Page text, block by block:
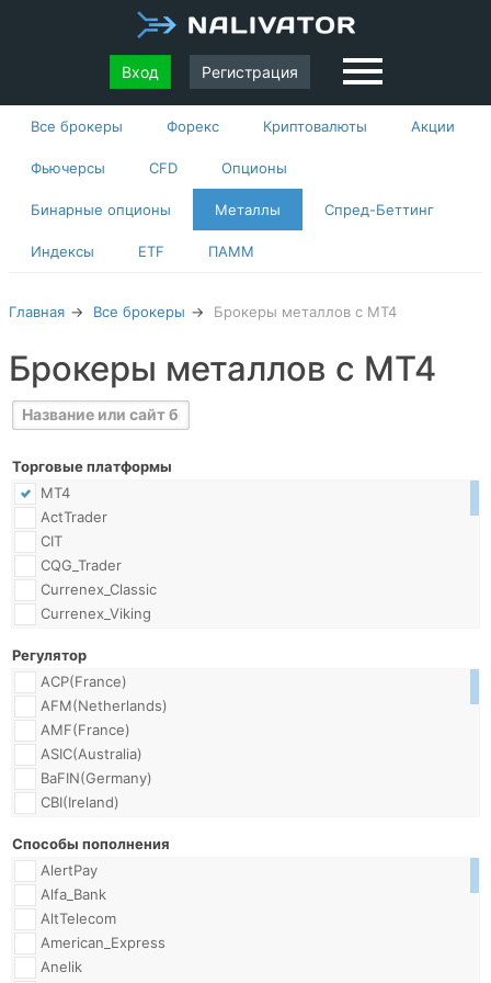
Вход Регистрация
Все брокеры Форекс Криптовалюты Акции
Фьючерсы CFD Опционы
Бинарные опционы Металлы Спред-Беттинг
Индексы ETF ПАММ
Главная Все брокеры Брокеры металлов с МТ4
Брокеры металлов с МТ4
Торговые платформы
MT4
ActTrader
CIT
CQG_Trader
Currenex_Classic
Currenex_Viking
Direct
FIX_API
FOREXTrader_Pro
FXChampion
FXInsidePro
FX_Replitrader
Falcon_ToolKit
JForex
MT4_Android
MT4_Mobile
MT4_MobileSE
MT4_MultiTerminal
MT4_iPhone
Регулятор
ACP(France)
AFM(Netherlands)
AMF(France)
ASIC(Australia)
BaFIN(Germany)
CBI(Ireland)
CMVM(Portugal)
CNB(CzechRepublic)
CNMV(Spain)
CNVMR(Romania)
CONSOB(Italy)
CRFIN(Russia)
Способы пополнения
AlertPay
Alfa_Bank
AltTelecom
American_Express
Anelik